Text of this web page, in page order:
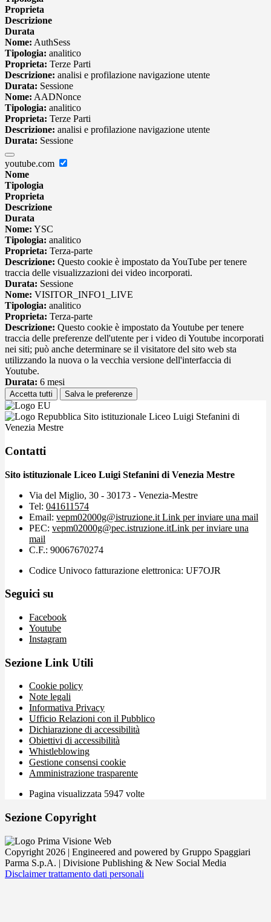
Proprieta
Descrizione
Durata
Nome: AuthSess
Tipologia: analitico
Proprieta: Terze Parti
Descrizione: analisi e profilazione navigazione utente
Durata: Sessione
Nome: AADNonce
Tipologia: analitico
Proprieta: Terze Parti
Descrizione: analisi e profilazione navigazione utente
Durata: Sessione
youtube.com
Nome
Tipologia
Proprieta
Descrizione
Durata
Nome: YSC
Tipologia: analitico
Proprieta: Terza-parte
Descrizione: Questo cookie è impostato da YouTube per tenere
traccia delle visualizzazioni dei video incorporati.
Durata: Sessione
Nome: VISITOR_INFO1_LIVE
Tipologia: analitico
Proprieta: Terza-parte
Descrizione: Questo cookie è impostato da Youtube per tenere
traccia delle preferenze dell'utente per i video di Youtube incorporati
nei siti; può anche determinare se il visitatore del sito web sta
utilizzando la nuova o la vecchia versione dell'interfaccia di
Youtube.
Durata: 6 mesi
Accetta tutti Salva le preferenze
Sito istituzionale Liceo Luigi Stefanini di
Venezia Mestre
Contatti
Sito istituzionale Liceo Luigi Stefanini di Venezia Mestre
Via del Miglio, 30 - 30173 - Venezia-Mestre
Tel: 041611574
Email: vepm02000g@istruzione.it Link per inviare una mail
PEC: vepm02000g@pec.istruzione.itLink per inviare una
mail
C.F.: 90067670274
Codice Univoco fatturazione elettronica: UF7OJR
Seguici su
Facebook
Youtube
Instagram
Sezione Link Utili
Cookie policy
Note legali
Informativa Privacy
Ufficio Relazioni con il Pubblico
Dichiarazione di accessibilità
Obiettivi di accessibilità
Whistleblowing
Gestione consensi cookie
Amministrazione trasparente
Pagina visualizzata 5947 volte
Sezione Copyright
Copyright 2026 | Engineered and powered by Gruppo Spaggiari
Parma S.p.A. | Divisione Publishing & New Social Media
Disclaimer trattamento dati personali